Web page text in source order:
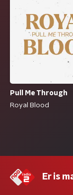
Pull Me Through
Royal Blood
Er is